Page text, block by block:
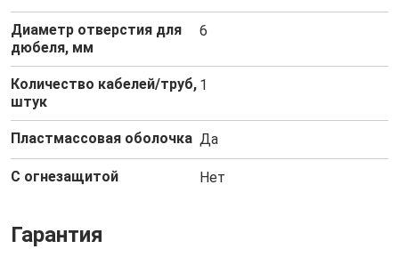
Диаметр отверстия для
дюбеля, мм
6
Количество кабелей/труб,
штук
1
Пластмассовая оболочка Да
С огнезащитой Нет
Гарантия